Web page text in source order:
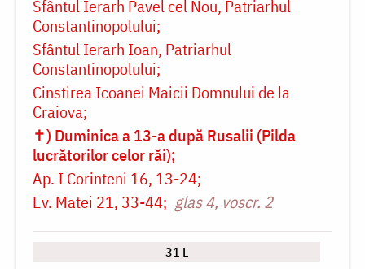
Sfântul Ierarh Pavel cel Nou, Patriarhul
Constantinopolului
Sfântul Ierarh Ioan, Patriarhul
Constantinopolului
Cinstirea Icoanei Maicii Domnului de la
Craiova
✝) Duminica a 13-a după Rusalii (Pilda
lucrătorilor celor răi)
Ap. I Corinteni 16, 13-24
Ev. Matei 21, 33-44
glas 4, voscr. 2
31 L